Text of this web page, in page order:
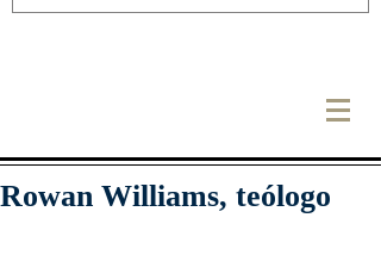
Rowan Williams, teólogo